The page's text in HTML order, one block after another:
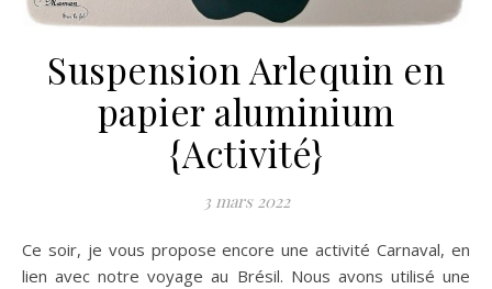
Suspension Arlequin en
papier aluminium
{Activité}
3 mars 2022
Ce soir, je vous propose encore une activité Carnaval, en
lien avec notre voyage au Brésil. Nous avons utilisé une